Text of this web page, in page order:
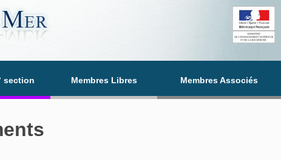
section Membres Libres Membres Associés